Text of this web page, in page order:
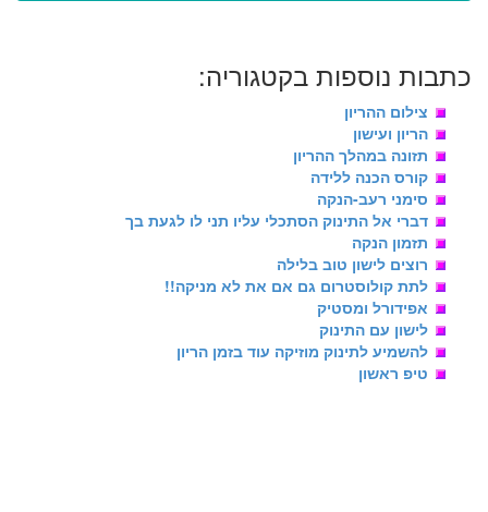
כתבות נוספות בקטגוריה:
צילום ההריון
הריון ועישון
תזונה במהלך ההריון
קורס הכנה ללידה
סימני רעב-הנקה
דברי אל התינוק הסתכלי עליו תני לו לגעת בך
תזמון הנקה
רוצים לישון טוב בלילה
לתת קולוסטרום גם אם את לא מניקה!!
אפידורל ומסטיק
לישון עם התינוק
להשמיע לתינוק מוזיקה עוד בזמן הריון
טיפ ראשון